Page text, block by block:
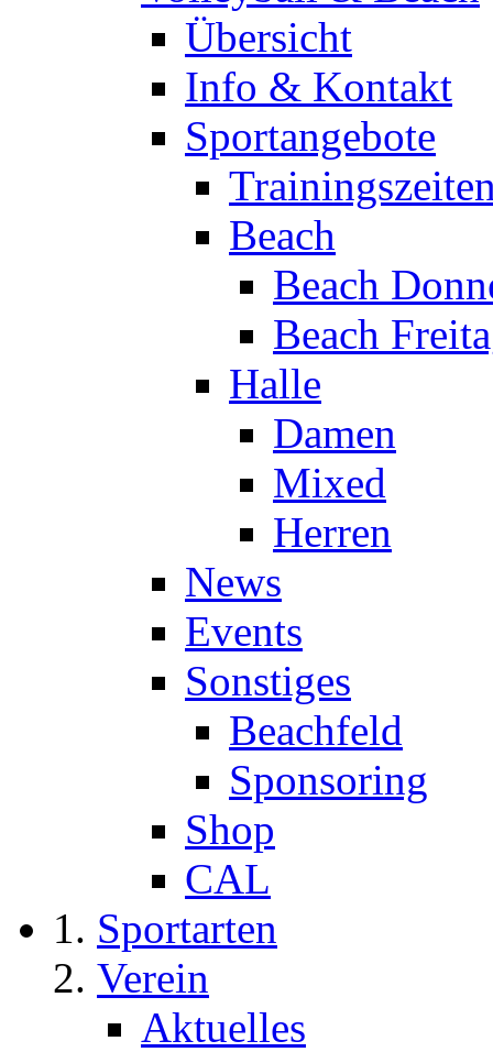
Übersicht
Info & Kontakt
Sportangebote
Beach
Beach
Beach
Halle
Damen
Mixed
Herren
News
Events
Sonstiges
Beachfeld
Sponsoring
Shop
CAL
Sportarten
Verein
Aktuelles